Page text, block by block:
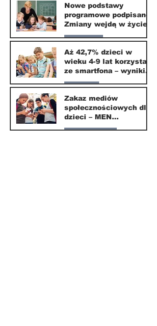
20 mar
Nowe podstawy
programowe podpisane.
Zmiany wejdą w życie
od września 2026
Edukacja
16 mar
Aż 42,7% dzieci w
wieku 4-9 lat korzysta
ze smartfona – wyniki
badania Krajowego
Instytutu Mediów
Parents
1 mar
Zakaz mediów
społecznościowych dla
dzieci – MEN
przedstawia projekt